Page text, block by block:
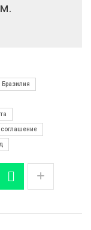
Бразилия